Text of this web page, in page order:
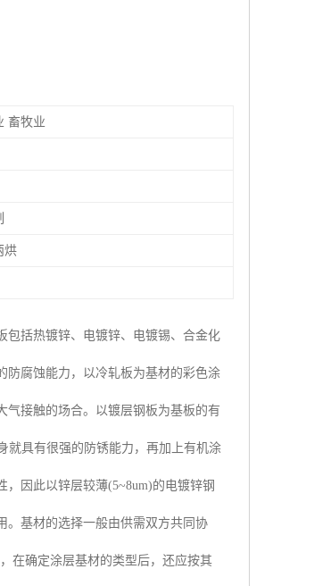
畜牧业
烘
包括热镀锌、电镀锌、电镀锡、合金化
防腐蚀能力，以冷轧板为基材的彩色涂
气接触的场合。以镀层钢板为基板的有
就具有很强的防锈能力，再加上有机涂
因此以锌层较薄(5~8um)的电镀锌钢
。基材的选择一般由供需双方共同协
在确定涂层基材的类型后，还应按其